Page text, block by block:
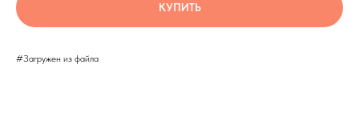
КУПИТЬ
#Загружен из файла